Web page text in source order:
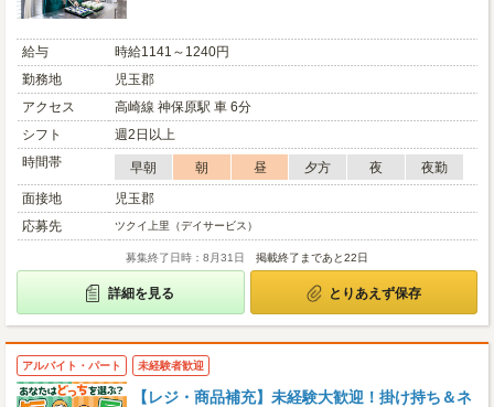
給与
時給1141～1240円
勤務地
児玉郡
アクセス
高崎線 神保原駅 車 6分
シフト
週2日以上
時間帯
早朝 朝 昼 夕方 夜
夜勤
面接地
児玉郡
応募先
ツクイ上里（デイサービス）
募集終了日時：8月31日 掲載終了まであと22日
詳細を見る とりあえず保存
アルバイト・パート 未経験者歓迎
【レジ・商品補充】未経験大歓迎！掛け持ち＆ネ